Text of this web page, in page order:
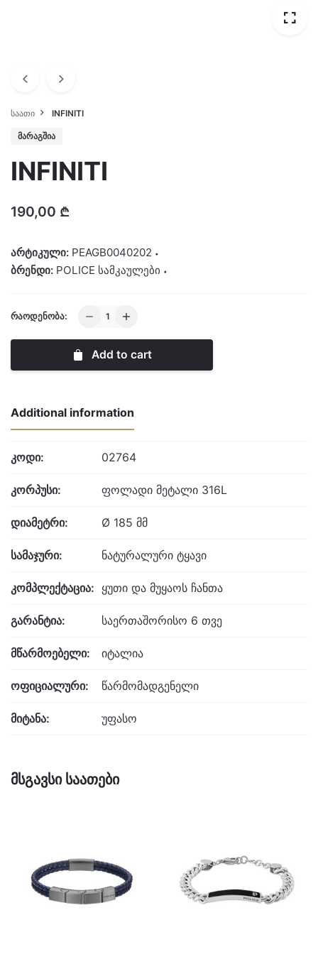
ᲡᲐᲐᲗᲘ INFINITI
ᲛᲐᲠᲐᲒᲨᲘᲐ
INFINITI
190,00 ₾
არტიკული: PEAGB0040202
ბრენდი: POLICE სამკაულები
ᲠᲐᲝᲓᲔᲜᲝᲑᲐ:
INFINITI
Add to cart
Additional information
კოდი: 02764
კორპუსი: ფოლადი მეტალი 316L
დიამეტრი: Ø 185 მმ
სამაჯური: ნატურალური ტყავი
კომპლექტაცია: ყუთი და მუყაოს ჩანთა
გარანტია: საერთაშორისო 6 თვე
მწარმოებელი: იტალია
ოფიციალური: წარმომადგენელი
მიტანა: უფასო
მსგავსი საათები